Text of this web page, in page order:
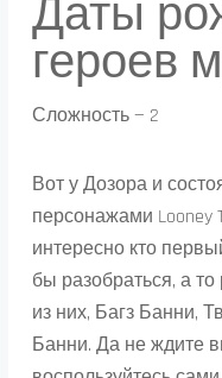
Даты
героев
Сложность — 2
Вот у Дозора и
персонажами Looney
интересно кто
бы разобраться, а
из них, Багз Банни,
Банни. Да не ждите